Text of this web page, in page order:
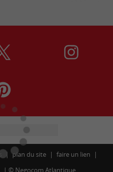
plan du site
faire un lien